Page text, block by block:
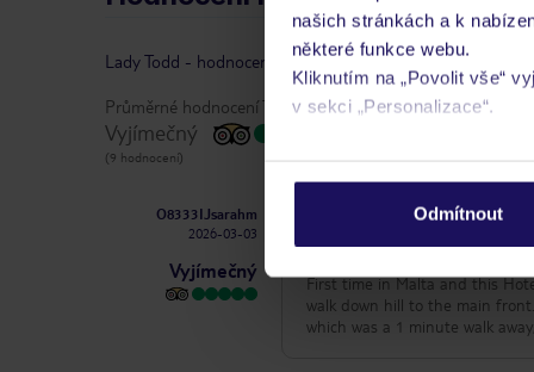
našich stránkách a k
některé funkce webu.
Kliknutím na „Povolit vše“
v sekci „Personalizace“.
Podrobné informace o
Odmítnout
Lady Todd - hodnocení vlastníkem recenze je TripAdvisor
Průměrné hodnocení TripAdvisor:
Vyjímečný
(9 hodnocení)
O8333IJsarahm
2026-03-03
Vyjímečný
Good location
First time in Malta and this
walk down hill to the main
which was a 1 minute walk